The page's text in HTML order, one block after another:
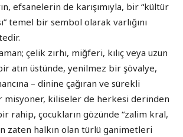
efsanelerin de karışımıyla, bir “kültür
temel bir sembol olarak varlığını
çelik zırhı, miğferi, kılıç veya uzun
atın üstünde, yenilmez bir şövalye,
– dinine çağıran ve sürekli
misyoner, kiliseler de herkesi derinden
rahip, çocukların gözünde “zalim kral,
zaten halkın olan türlü ganimetleri